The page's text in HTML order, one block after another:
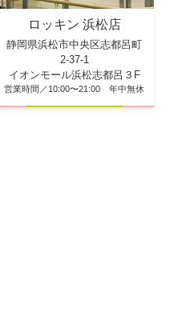
ロッキン 浜松店
静岡県浜松市中央区志都呂町
2-37-1
イオンモール浜松志都呂３F
営業時間／10:00〜21:00 年中無休